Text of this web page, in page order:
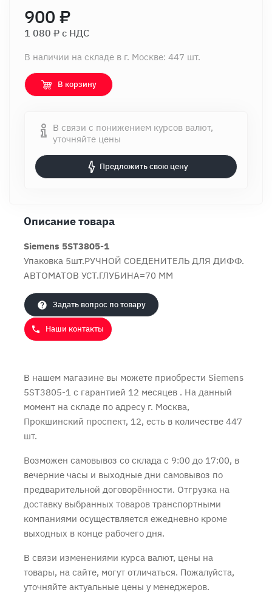
900 ₽
1 080 ₽ c НДС
В наличии на складе в г. Москве: 447 шт.
В корзину
В связи с понижением курсов валют,
уточняйте цены
Предложить свою цену
Описание товара
Siemens 5ST3805-1
Упаковка 5шт.РУЧНОЙ СОЕДЕНИТЕЛЬ ДЛЯ ДИФФ.
АВТОМАТОВ УСТ.ГЛУБИНА=70 MM
Задать вопрос по товару
Наши контакты
В нашем магазине вы можете приобрести Siemens
5ST3805-1 с гарантией 12 месяцев . На данный
момент на складе по адресу г. Москва,
Прокшинский проспект, 12, есть в количестве 447
шт.
Возможен самовывоз со склада с 9:00 до 17:00, в
вечерние часы и выходные дни самовывоз по
предварительной договорённости. Отгрузка на
доставку выбранных товаров транспортными
компаниями осуществляется ежедневно кроме
выходных в конце рабочего дня.
В связи изменениями курса валют, цены на
товары, на сайте, могут отличаться. Пожалуйста,
уточняйте актуальные цены у менеджеров.
Продолжить покупки